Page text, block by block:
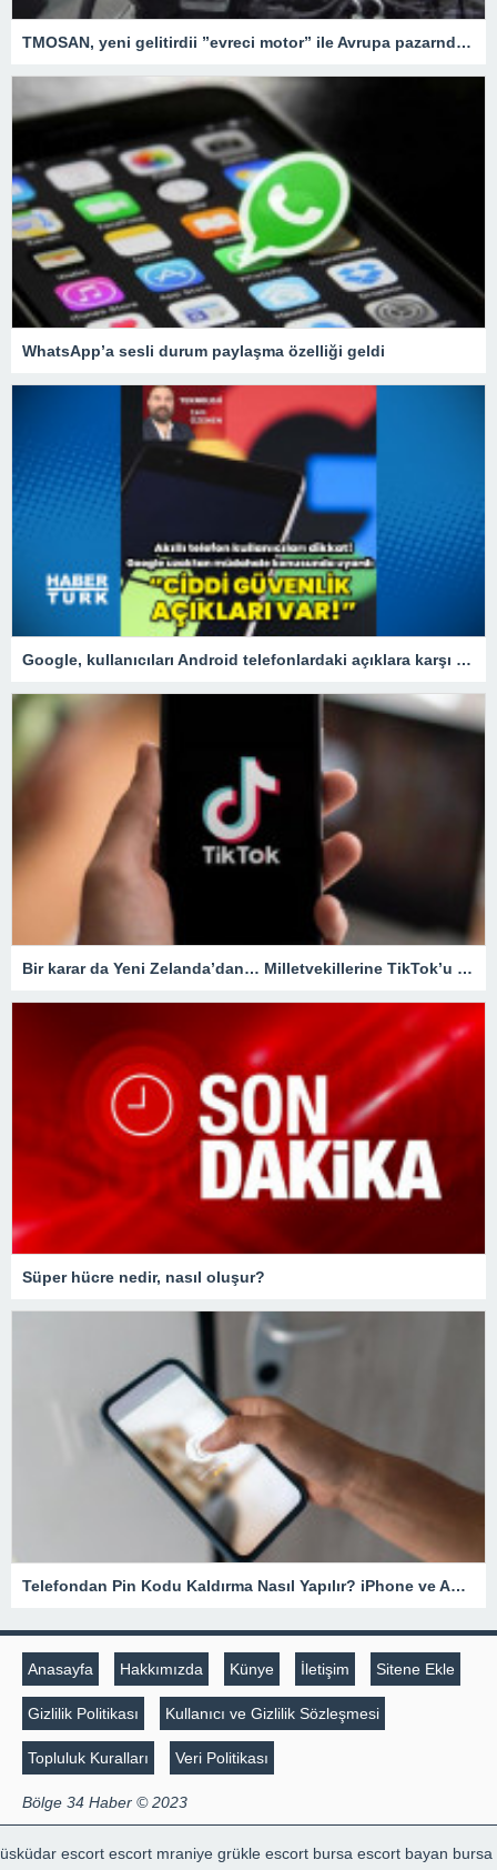
TMOSAN, yeni gelitirdii ”evreci motor” ile Avrupa pazarnda hzla bymeyi hedefliyor
WhatsApp’a sesli durum paylaşma özelliği geldi
Google, kullanıcıları Android telefonlardaki açıklara karşı uyardı!
Bir karar da Yeni Zelanda’dan… Milletvekillerine TikTok’u yasaklıyorlar!
Süper hücre nedir, nasıl oluşur?
Telefondan Pin Kodu Kaldırma Nasıl Yapılır? iPhone ve Android Cihazlarda Pin Kodu Kaldırma – Teknoloji Haberleri
Anasayfa Hakkımızda Künye İletişim Sitene Ekle
Gizlilik Politikası Kullanıcı ve Gizlilik Sözleşmesi
Topluluk Kuralları Veri Politikası
Bölge 34 Haber © 2023
üsküdar escort escort mraniye grükle escort bursa escort bayan bursa